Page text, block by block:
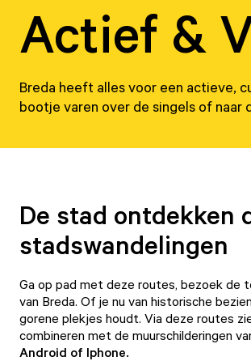
Actief &
Breda heeft alles voor een actieve,
bootje varen over de singels of naar
De stad ontdekken
stadswandelingen
Ga op pad met deze routes, bezoek de
van Breda. Of je nu van historische
gorene plekjes houdt. Via deze routes
combineren met de muurschilderingen
Android of Iphone.